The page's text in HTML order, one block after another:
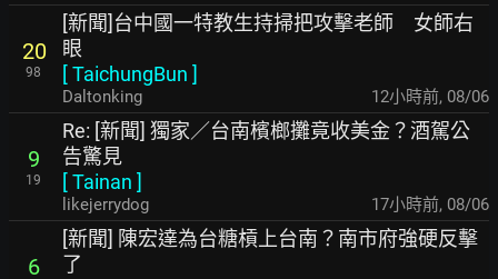
20
98
[新聞]台中國一特教生持掃把攻擊老師 女師右
眼
[TaichungBun ]
Daltonking 12小時前, 08/06
9
19
Re: [新聞] 獨家／台南檳榔攤竟收美金？酒駕公
告驚見
[Tainan ]
likejerrydog 17小時前, 08/06
6
[新聞] 陳宏達為台糖槓上台南？南市府強硬反擊
了